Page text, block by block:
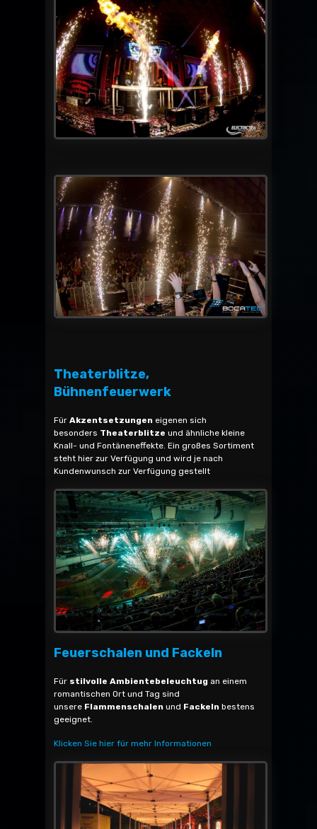
Theaterblitze,
Bühnenfeuerwerk
Für Akzentsetzungen eigenen sich
besonders Theaterblitze und ähnliche kleine
Knall- und Fontäneneffekte. Ein großes Sortiment
steht hier zur Verfügung und wird je nach
Kundenwunsch zur Verfügung gestellt
Feuerschalen und Fackeln
Für stilvolle Ambientebeleuchtug an einem
romantischen Ort und Tag sind
unsere Flammenschalen und Fackeln bestens
geeignet.
Klicken Sie hier für mehr Informationen